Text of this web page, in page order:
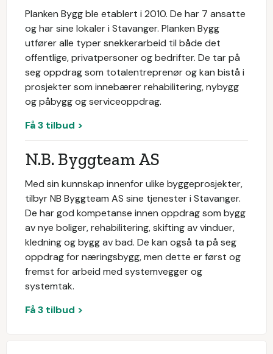
Planken Bygg ble etablert i 2010. De har 7 ansatte
og har sine lokaler i Stavanger. Planken Bygg
utfører alle typer snekkerarbeid til både det
offentlige, privatpersoner og bedrifter. De tar på
seg oppdrag som totalentreprenør og kan bistå i
prosjekter som innebærer rehabilitering, nybygg
og påbygg og serviceoppdrag.
Få 3 tilbud >
N.B. Byggteam AS
Med sin kunnskap innenfor ulike byggeprosjekter,
tilbyr NB Byggteam AS sine tjenester i Stavanger.
De har god kompetanse innen oppdrag som bygg
av nye boliger, rehabilitering, skifting av vinduer,
kledning og bygg av bad. De kan også ta på seg
oppdrag for næringsbygg, men dette er først og
fremst for arbeid med systemvegger og
systemtak.
Få 3 tilbud >